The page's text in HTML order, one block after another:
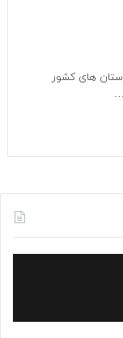
مجلس دهم 1394 در تمام استان های کشور